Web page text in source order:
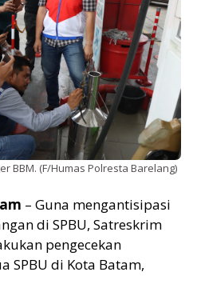
BBM. (F/Humas Polresta Barelang)
– Guna mengantisipasi
di SPBU, Satreskrim
pengecekan
SPBU di Kota Batam,